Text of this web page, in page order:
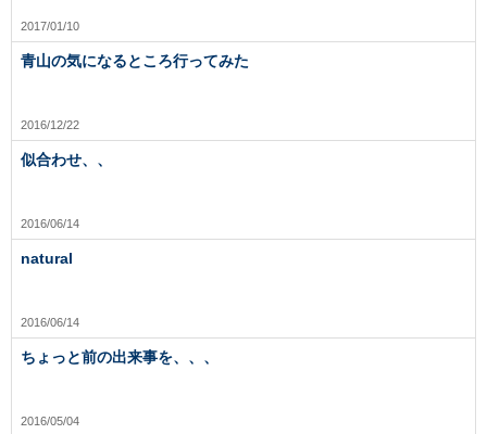
2017/01/10
青山の気になるところ行ってみた
2016/12/22
似合わせ、、
2016/06/14
natural
2016/06/14
ちょっと前の出来事を、、、
2016/05/04